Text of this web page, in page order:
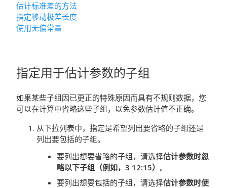
估计标准差的方法
指定移动极差长度
使用无偏常量
指定用于估计参数的子组
如果某些子组因已更正的特殊原因而具有不规则数据，您
可以在计算中省略这些子组，以免参数估计值不正确。
从下拉列表中，指定是希望列出要省略的子组还是
列出要包括的子组。
要列出想要省略的子组，请选择估计参数时忽
略以下子组（例如，3 12:15） 。
要列出想要包括的子组，请选择估计参数时使